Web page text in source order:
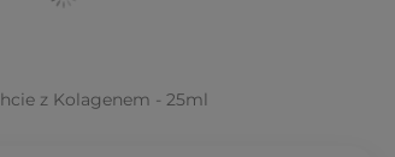
z Kolagenem - 25ml